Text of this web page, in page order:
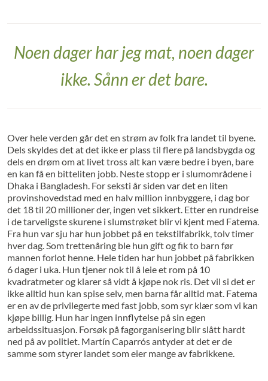
Noen dager har jeg mat, noen dager
ikke. Sånn er det bare.
Over hele verden går det en strøm av folk fra landet til byene.
Dels skyldes det at det ikke er plass til flere på landsbygda og
dels en drøm om at livet tross alt kan være bedre i byen, bare
en kan få en bitteliten jobb. Neste stopp er i slumområdene i
Dhaka i Bangladesh. For seksti år siden var det en liten
provinshovedstad med en halv million innbyggere, i dag bor
det 18 til 20 millioner der, ingen vet sikkert. Etter en rundreise
i de tarveligste skurene i slumstrøket blir vi kjent med Fatema.
Fra hun var sju har hun jobbet på en tekstilfabrikk, tolv timer
hver dag. Som trettenåring ble hun gift og fik to barn før
mannen forlot henne. Hele tiden har hun jobbet på fabrikken
6 dager i uka. Hun tjener nok til å leie et rom på 10
kvadratmeter og klarer så vidt å kjøpe nok ris. Det vil si det er
ikke alltid hun kan spise selv, men barna får alltid mat. Fatema
er en av de privilegerte med fast jobb, som syr klær som vi kan
kjøpe billig. Hun har ingen innflytelse på sin egen
arbeidssituasjon. Forsøk på fagorganisering blir slått hardt
ned på av politiet. Martín Caparrós antyder at det er de
samme som styrer landet som eier mange av fabrikkene.